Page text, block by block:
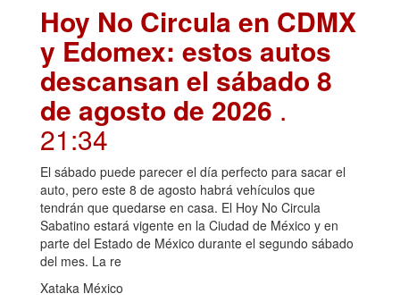
Hoy No Circula en CDMX
y Edomex: estos autos
descansan el sábado 8
de agosto de 2026 .
21:34
El sábado puede parecer el día perfecto para sacar el
auto, pero este 8 de agosto habrá vehículos que
tendrán que quedarse en casa. El Hoy No Circula
Sabatino estará vigente en la Ciudad de México y en
parte del Estado de México durante el segundo sábado
del mes. La re
Xataka México